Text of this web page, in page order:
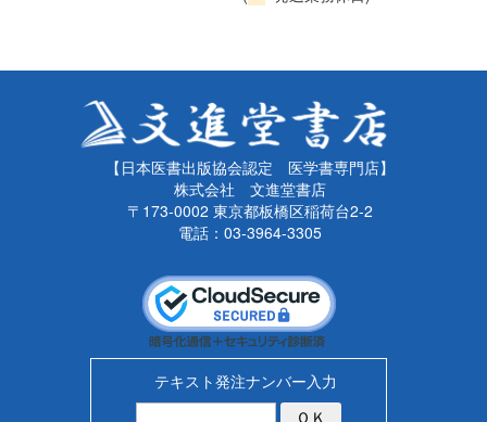
【日本医書出版協会認定 医学書専門店】
株式会社 文進堂書店
〒173-0002 東京都板橋区稲荷台2-2
電話：03-3964-3305
テキスト発注ナンバー入力